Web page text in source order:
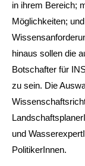
in ihrem Bereich;
Möglichkeiten;
hinaus sollen die
Botschafter für
zu sein. Die
und
PolitikerInnen.